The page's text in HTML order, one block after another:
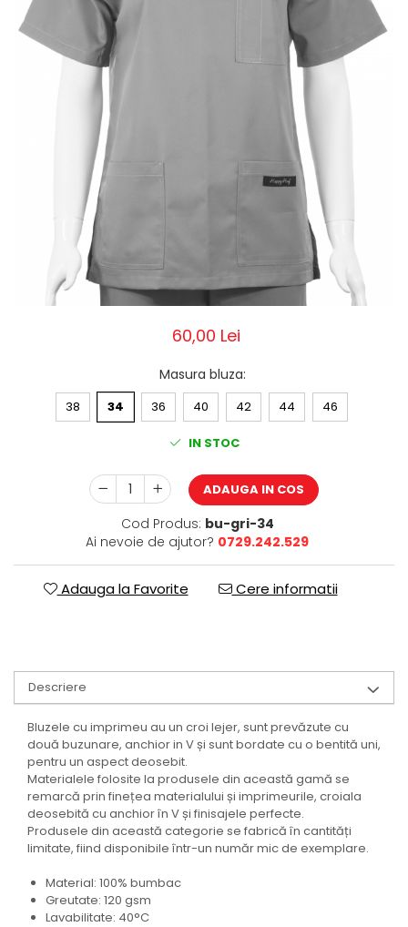
Pălării de Soare
60,00 Lei
Masura bluza:
38 34 36 40 42 44 46
IN STOC
ADAUGA IN COS
Cod Produs: bu-gri-34
Ai nevoie de ajutor? 0729.242.529
Adauga la Favorite Cere informatii
Descriere
Bluzele cu imprimeu au un croi lejer, sunt prevăzute cu
două buzunare, anchior in V și sunt bordate cu o bentită uni,
pentru un aspect deosebit.
Materialele folosite la produsele din această gamă se
remarcă prin finețea materialului și imprimeurile, croiala
deosebită cu anchior în V și finisajele perfecte.
Produsele din această categorie se fabrică în cantități
limitate, fiind disponibile într-un număr mic de exemplare.
Material: 100% bumbac
Greutate: 120 gsm
Lavabilitate: 40°C